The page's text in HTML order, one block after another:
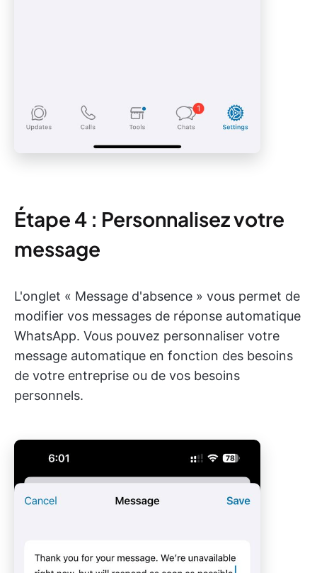
Étape 4 : Personnalisez votre
message
L'onglet « Message d'absence » vous permet de
modifier vos messages de réponse automatique
WhatsApp. Vous pouvez personnaliser votre
message automatique en fonction des besoins
de votre entreprise ou de vos besoins
personnels.